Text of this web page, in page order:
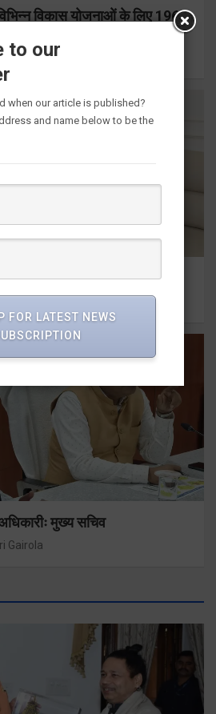
विकास योजनाओं के लिए 1967
Gairola
ने की शिष्टाचार भेंट
Gairola
मुख्य सचिव
Gairola
to our
when our article is published?
and name below to be the
FOR LATEST NEWS